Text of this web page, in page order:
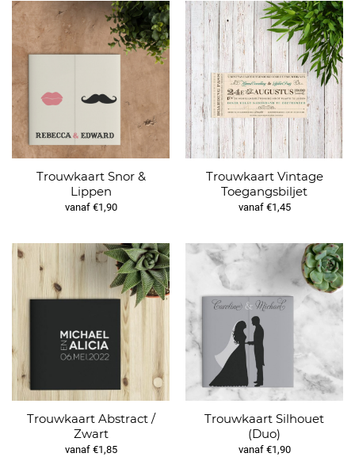
Trouwkaart Snor &
Lippen
vanaf €1,90
Trouwkaart Vintage
Toegangsbiljet
vanaf €1,45
Trouwkaart Abstract /
Zwart
vanaf €1,85
Trouwkaart Silhouet
(Duo)
vanaf €1,90